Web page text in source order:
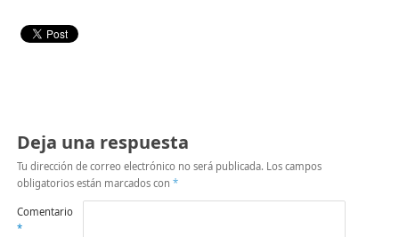
Deja una respuesta
Tu dirección de correo electrónico no será publicada. Los campos
obligatorios están marcados con *
Comentario
*